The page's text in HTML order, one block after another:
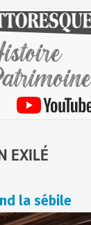
EXILÉ
la sébile